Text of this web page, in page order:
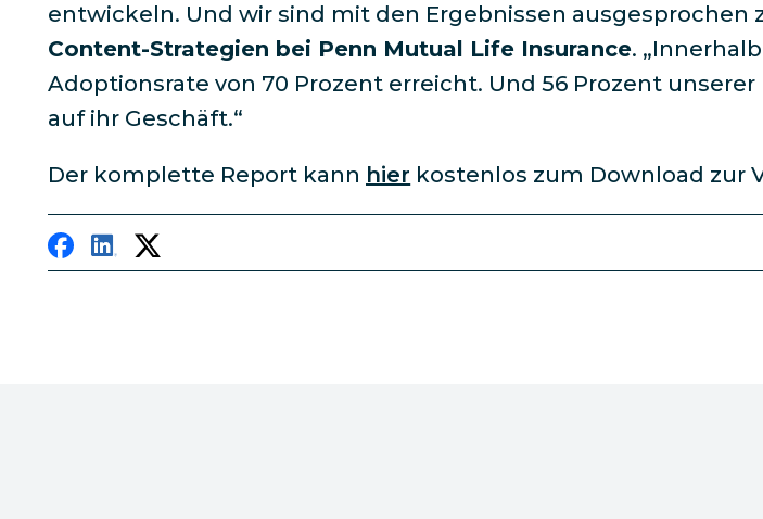
entwickeln. Und wir sind mit den Ergebnissen ausgesprochen
Content-Strategien bei Penn Mutual Life Insurance.
Adoptionsrate von 70 Prozent erreicht. Und 56 Prozent
auf ihr Geschäft.“
Der komplette Report kann hier kostenlos zum Download zur